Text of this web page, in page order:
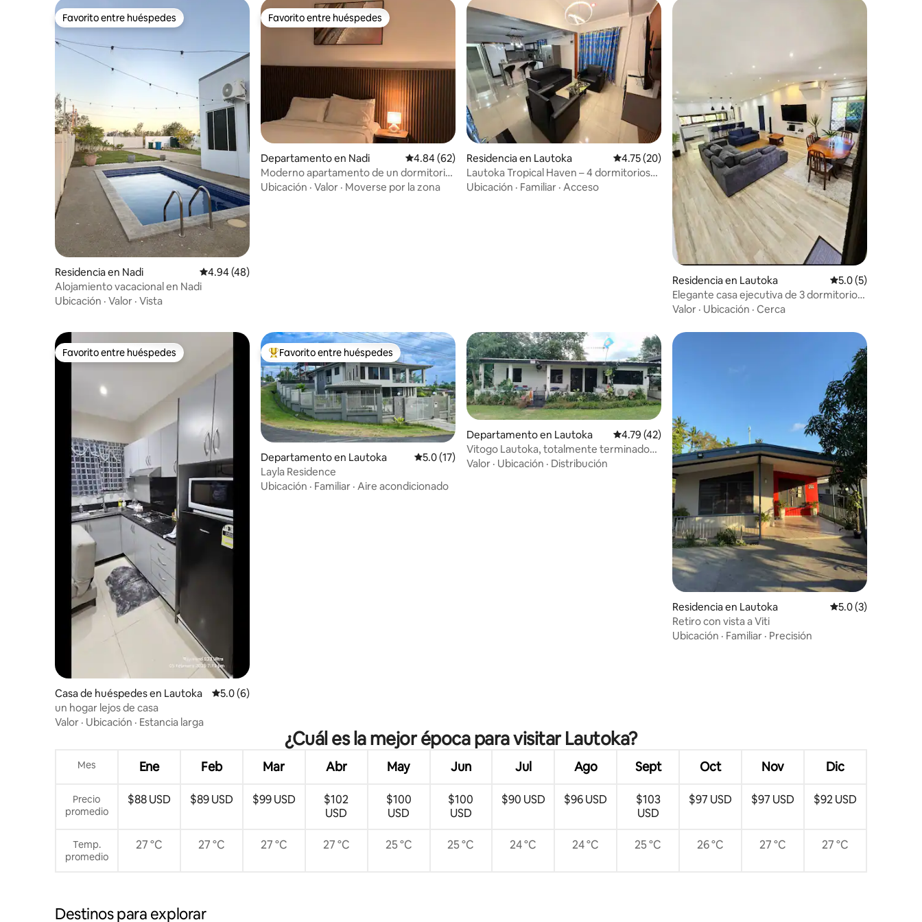
Favorito entre huéspedes
Favorito entre huéspedes
Residencia en Nadi Calificación promedio: 4.94 de 5; 48 evaluaciones
4.94 (48)
Alojamiento vacacional en Nadi
Ubicación · Valor · Vista
Favorito entre huéspedes
Favorito entre huéspedes
Departamento en Nadi Calificación promedio: 4.84 de 5; 62 evaluaciones
4.84 (62)
Moderno apartamento de un dormitorio
junto al aeropuerto
Ubicación · Valor · Moverse por la zona
Residencia en Lautoka Calificación promedio: 4.75 de 5; 20 evaluaciones
4.75 (20)
Lautoka Tropical Haven – 4 dormitorios
con vistas increíbles
Ubicación · Familiar · Acceso
Residencia en Lautoka Calificación
5.0 (5)
Elegante casa ejecutiva de 3 dormitorios
cerca del centro de negocios.
Valor · Ubicación · Cerca
Favorito entre huéspedes
Favorito entre huéspedes
Casa de huéspedes en Lautoka Calificación promedio: 5.0 de 5; 6 evaluaciones
5.0 (6)
un hogar lejos de casa
Valor · Ubicación · Estancia larga
De los mejores en Favorito entre huéspedes
Favorito entre huéspedes
Departamento en Lautoka Calificación promedio: 5.0 de 5; 17 evaluaciones
5.0 (17)
Layla Residence
Ubicación · Familiar · Aire acondicionado
Departamento en Lautoka Calificación promedio: 4.79 de 5; 42 evaluaciones
4.79 (42)
Vitogo Lautoka, totalmente terminado
con piscina y spa.
Valor · Ubicación · Distribución
Residencia en Lautoka Calificación
5.0 (3)
Retiro con vista a Viti
Ubicación · Familiar · Precisión
¿Cuál es la mejor época para visitar Lautoka?
Mes Ene Feb Mar Abr May Jun Jul Ago Sept Oct Nov Dic
Precio
promedio
$88 USD $89 USD $99 USD
$102
USD
$100
USD
$100
USD
$90 USD $96 USD
$103
USD
$97 USD $97 USD $92 USD
Temp.
promedio
27 °C 27 °C 27 °C 27 °C 25 °C 25 °C 24 °C 24 °C 25 °C 26 °C 27 °C 27 °C
Destinos para explorar